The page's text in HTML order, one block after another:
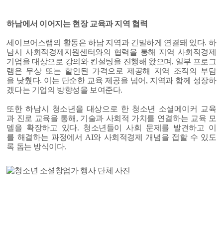
하남에서 이어지는 현장 교육과 지역 협력
세이브어스랩의 활동은 하남 지역과 긴밀하게 연결돼 있다. 하
남시 사회적경제지원센터와의 협력을 통해 지역 사회적경제
기업을 대상으로 강의와 컨설팅을 진행해 왔으며, 일부 프로그
램은 무상 또는 할인된 가격으로 제공해 지역 조직의 부담
을 낮췄다. 이는 단순한 교육 제공을 넘어, 지역과 함께 성장하
겠다는 기업의 방향성을 보여준다.
또한 하남시 청소년을 대상으로 한 청소년 소셜메이커 교육
과 진로 교육을 통해, 기술과 사회적 가치를 연결하는 교육 모
델을 확장하고 있다. 청소년들이 사회 문제를 발견하고 이
를 해결하는 과정에서 AI와 사회적경제 개념을 접할 수 있도
록 돕는 방식이다.